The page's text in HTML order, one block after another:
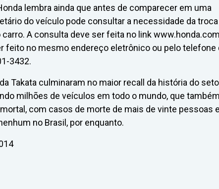
lembra ainda que antes de comparecer em uma
do veículo pode consultar a necessidade da
A consulta deve ser feita no link
feito no mesmo endereço eletrônico ou pelo telefone
3432.
Takata culminaram no maior recall da história do
milhões de veículos em todo o mundo, que
com casos de morte de mais de vinte pessoas
no Brasil, por enquanto.